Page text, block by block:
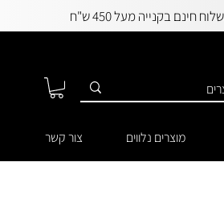
חינם בקנייה מעל 450 ש"ח
מוצרים נלווים צור קשר